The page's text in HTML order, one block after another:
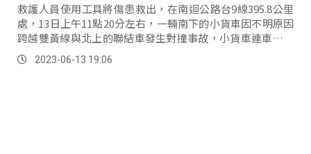
救護人員使用工具將傷患救出，在南迴公路台9線395.8公里
處，13日上午11點20分左右，一輛南下的小貨車因不明原因
跨越雙黃線與北上的聯結車發生對撞事故，小貨車連車帶翻
駕駛不幸卡在車內，警消人員獲報後到場將人救出，送往台
東馬偕醫院急救，但因傷勢過重仍不治身亡。
2023-06-13 19:06